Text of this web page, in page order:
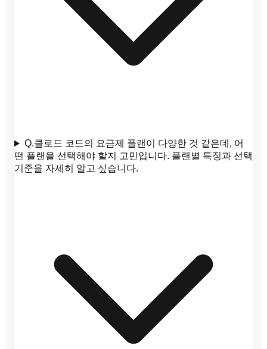
Q.클로드 코드의 요금제 플랜이 다양한 것 같은데, 어
떤 플랜을 선택해야 할지 고민입니다. 플랜별 특징과 선택
기준을 자세히 알고 싶습니다.